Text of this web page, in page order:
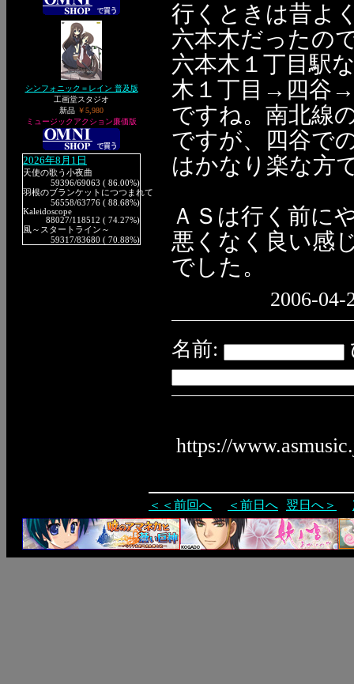
シンフォニック＝レイン 普及版
工画堂スタジオ
新品 ￥5,980
ミュージックアクション廉価版
2026年8月1日
天使の歌う小夜曲
59396/69063 ( 86.00%)
羽根のブランケットにつつまれて
56558/63776 ( 88.68%)
Kaleidoscope
88027/118512 ( 74.27%)
風～スタートライン～
59317/83680 ( 70.88%)
行くときは昔よ
六本木だったの
六本木１丁目駅
木１丁目→四谷→
ですね。南北線
ですが、四谷で
はかなり楽な方
ＡＳは行く前に
悪くなく良い感
でした。
2006-04-
名前:
https://
＜＜前回へ ＜前日へ 翌日へ＞